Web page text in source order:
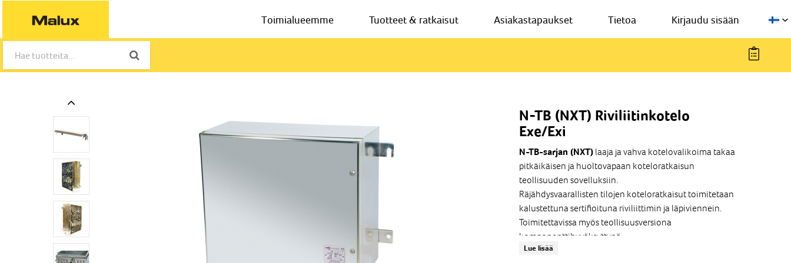
Toimialueemme Tuotteet & ratkaisut Asiakastapaukset Tietoa Kirjaudu sisään
N-TB (NXT) Riviliitinkotelo
Exe/Exi
N-TB-sarjan (NXT)laaja ja vahva kotelovalikoima takaa
pitkäikäisen ja huoltovapaan koteloratkaisun
teollisuuden sovelluksiin.
Räjähdysvaarallisten tilojen koteloratkaisut toimitetaan
kalustettuna sertifioituna riviliittimin ja läpiviennein.
Toimitettavissa myös teollisuusversiona
komponenttihyväksyttynä.
Lue lisää